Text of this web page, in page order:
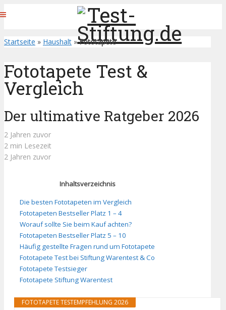
Startseite » Haushalt »Fototapete
Fototapete Test &
Vergleich
Der ultimative Ratgeber 2026
2 Jahren zuvor
2 min Lesezeit
2 Jahren zuvor
Inhaltsverzeichnis
Die besten Fototapeten im Vergleich
Fototapeten Bestseller Platz 1 – 4
Worauf sollte Sie beim Kauf achten?
Fototapeten Bestseller Platz 5 – 10
Häufig gestellte Fragen rund um Fototapete
Fototapete Test bei Stiftung Warentest & Co
Fototapete Testsieger
Fototapete Stiftung Warentest
FOTOTAPETE TESTEMPFEHLUNG 2026